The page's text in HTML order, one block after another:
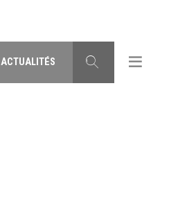
ACTUALITÉS